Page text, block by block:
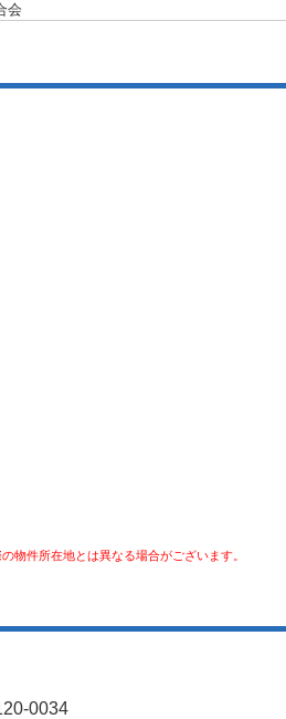
会
物件所在地とは異なる場合がございます。
0034